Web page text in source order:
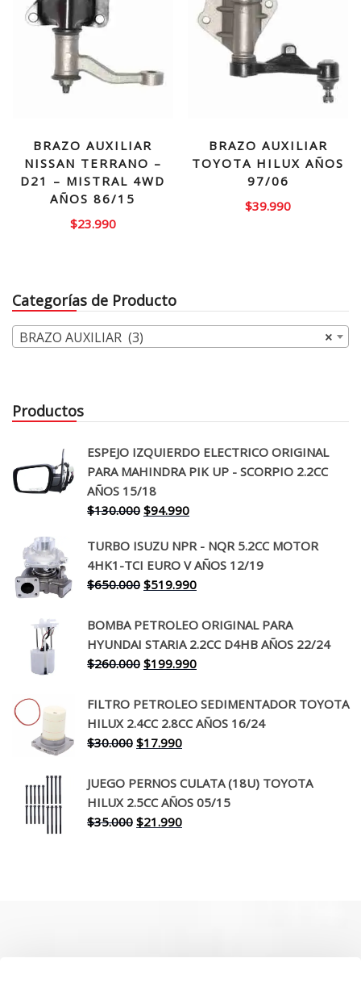
BRAZO AUXILIAR
NISSAN TERRANO –
D21 – MISTRAL 4WD
AÑOS 86/15
$23.990
BRAZO AUXILIAR
TOYOTA HILUX AÑOS
97/06
$39.990
Categorías de Producto
×
BRAZO AUXILIAR (3)
Productos
ESPEJO IZQUIERDO ELECTRICO ORIGINAL
PARA MAHINDRA PIK UP - SCORPIO 2.2CC
AÑOS 15/18
$130.000 El
original
era:
$130.000.
$94.990El
actual
es:
$94.990.
TURBO ISUZU NPR - NQR 5.2CC MOTOR
4HK1-TCI EURO V AÑOS 12/19
$650.000 El
original
era:
$650.000.
$519.990El
actual
es:
$519.990.
BOMBA PETROLEO ORIGINAL PARA
HYUNDAI STARIA 2.2CC D4HB AÑOS 22/24
$260.000 El
original
era:
$260.000.
$199.990El
actual
es:
FILTRO PETROLEO SEDIMENTADOR TOYOTA
HILUX 2.4CC 2.8CC AÑOS 16/24
$30.000 El
original
era:
$30.000.
$17.990El
actual
es:
$17.990.
JUEGO PERNOS CULATA (18U) TOYOTA
HILUX 2.5CC AÑOS 05/15
$35.000 El
$21.990El